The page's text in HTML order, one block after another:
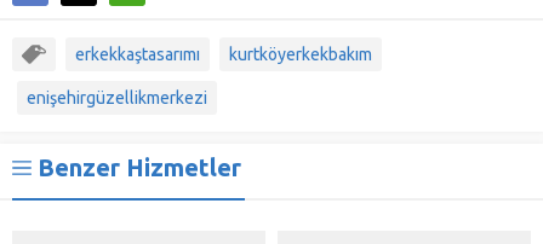
erkekkaştasarımı kurtköyerkekbakım
enişehirgüzellikmerkezi
Benzer Hizmetler